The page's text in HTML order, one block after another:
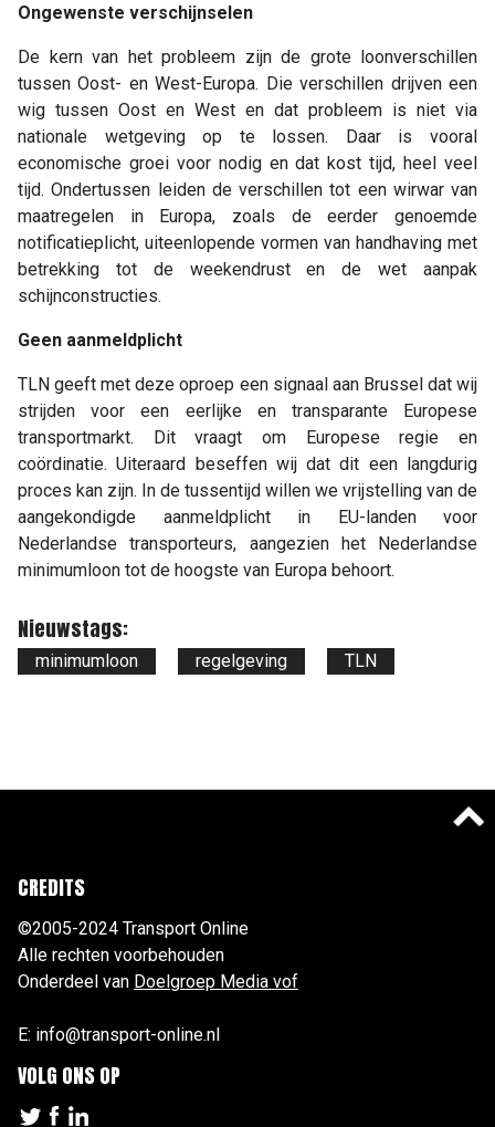
Ongewenste verschijnselen
De kern van het probleem zijn de grote loonverschillen
tussen Oost- en West-Europa. Die verschillen drijven een
wig tussen Oost en West en dat probleem is niet via
nationale wetgeving op te lossen. Daar is vooral
economische groei voor nodig en dat kost tijd, heel veel
tijd. Ondertussen leiden de verschillen tot een wirwar van
maatregelen in Europa, zoals de eerder genoemde
notificatieplicht, uiteenlopende vormen van handhaving met
betrekking tot de weekendrust en de wet aanpak
schijnconstructies.
Geen aanmeldplicht
TLN geeft met deze oproep een signaal aan Brussel dat wij
strijden voor een eerlijke en transparante Europese
transportmarkt. Dit vraagt om Europese regie en
coördinatie. Uiteraard beseffen wij dat dit een langdurig
proces kan zijn. In de tussentijd willen we vrijstelling van de
aangekondigde aanmeldplicht in EU-landen voor
Nederlandse transporteurs, aangezien het Nederlandse
minimumloon tot de hoogste van Europa behoort.
Nieuwstags:
minimumloon regelgeving TLN
CREDITS
©2005-2024 Transport Online
Alle rechten voorbehouden
Onderdeel van Doelgroep Media vof
E: info@transport-online.nl
VOLG ONS OP